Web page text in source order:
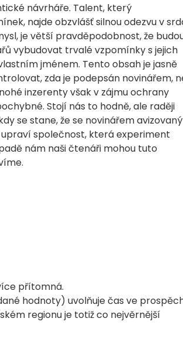
návrháře. Talent, který
najde obzvlášť silnou odezvu v
je větší pravděpodobnost, že
vybudovat trvalé vzpomínky s jejich
jménem. Tento obsah je jasně
zda je podepsán novinářem,
inzerenty však v zájmu ochrany
Stojí nás to hodně, ale raději
se stane, že se novinářem avizovaný
společnost, která experiment
nám naši čtenáři mohou tuto
přítomná.
hodnoty) uvolňuje čas ve
regionu je totiž co nejvěrnější